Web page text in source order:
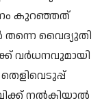
കുറഞ്ഞത്
തന്നെ വൈദ്യുതി
വര്‍ധനവുമായി
നല്‍കിയാല്‍